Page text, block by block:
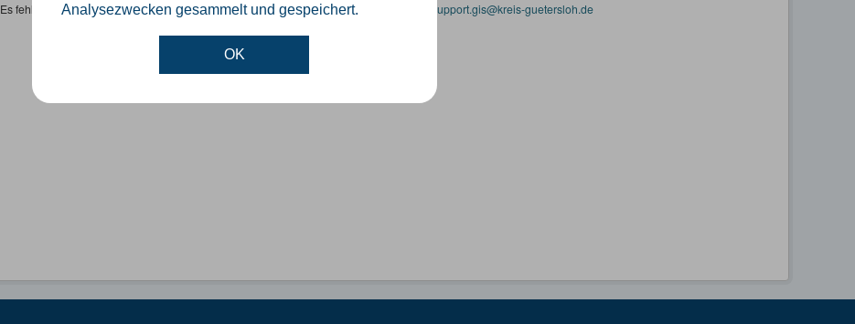
Analysezwecken gesammelt und gespeichert.
OK
Es fehlen spezifische Datensätze? Wenden Sie sich bitte an einen Administrator unter: support.gis@kreis-guetersloh.de